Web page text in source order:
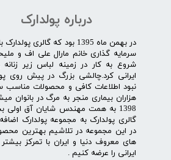
درباره پولدارک
در بهمن ماه 1395 بود که گالری
سرمایه گذاری خانم مارال علی اف و
شروع به کار در زمینه لباس زیر زنانه
ایرانی کرد.چالشی بزرگ در پیش روی
نبود اطلاعات کافی و محصولات مناسب
هزاران بیماری منجر به مرگ در بانوان
1398 به همت مهندس شایان آق اولی
گالری پولدارک به مجموعه پولدارک
در این مجموعه در تلاشیم بهترین
های معروف دنیا و ایران با تمرکز بیشتر
ایرانی را عرضه کنیم .​​​​​​​